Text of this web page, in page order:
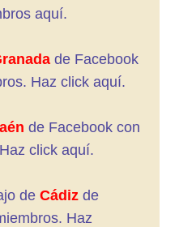
aquí.
de Facebook
Haz click aquí.
de Facebook con
click aquí.
de Cádiz de
Haz